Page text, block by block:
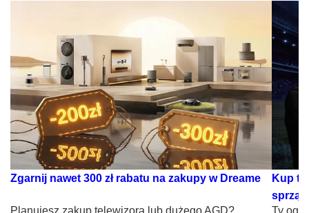
Zgarnij nawet 300 zł rabatu na zakupy w Dreame
Planujesz zakup telewizora lub dużego AGD?
Kup
Ty